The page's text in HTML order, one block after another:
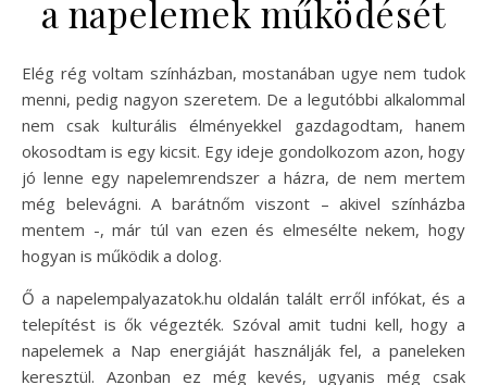
a napelemek működését
Elég rég voltam színházban, mostanában ugye nem tudok
menni, pedig nagyon szeretem. De a legutóbbi alkalommal
nem csak kulturális élményekkel gazdagodtam, hanem
okosodtam is egy kicsit. Egy ideje gondolkozom azon, hogy
jó lenne egy napelemrendszer a házra, de nem mertem
még belevágni. A barátnőm viszont – akivel színházba
mentem -, már túl van ezen és elmesélte nekem, hogy
hogyan is működik a dolog.
Ő a napelempalyazatok.hu oldalán talált erről infókat, és a
telepítést is ők végezték. Szóval amit tudni kell, hogy a
napelemek a Nap energiáját használják fel, a paneleken
keresztül. Azonban ez még kevés, ugyanis még csak